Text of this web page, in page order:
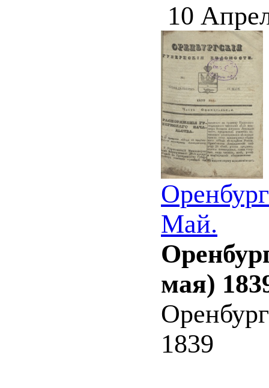
10
Май.
мая)
1839